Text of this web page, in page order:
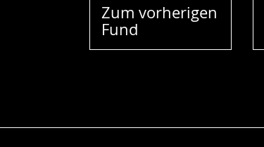
Zum vorherigen
Fund